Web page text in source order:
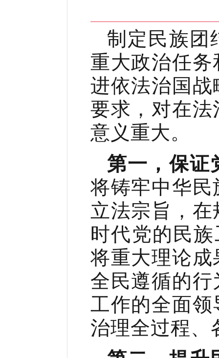
制定民族团
重大政治任
进依法治国
要求，对在
意义重大。
第一，保证
将铸牢中华
立法宗旨，
时代党的民
将重大理论
全民遵循的
工作的全面
治理全过程、